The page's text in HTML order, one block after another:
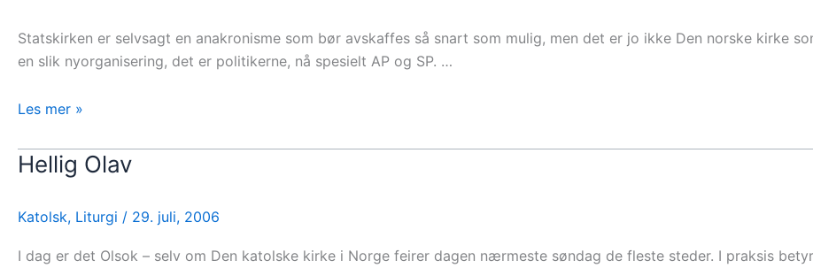
Statskirken er selvsagt en anakronisme som bør avskaffes så snart som mulig, men det er jo ikke Den norske kirke
en slik nyorganisering, det er politikerne, nå spesielt AP og SP. …
Usaklig
på
kristendommen
Les mer »
Hellig Olav
Katolsk, Liturgi / 29. juli, 2006
I dag er det Olsok – selv om Den katolske kirke i Norge feirer dagen nærmeste søndag de fleste steder. I praksis